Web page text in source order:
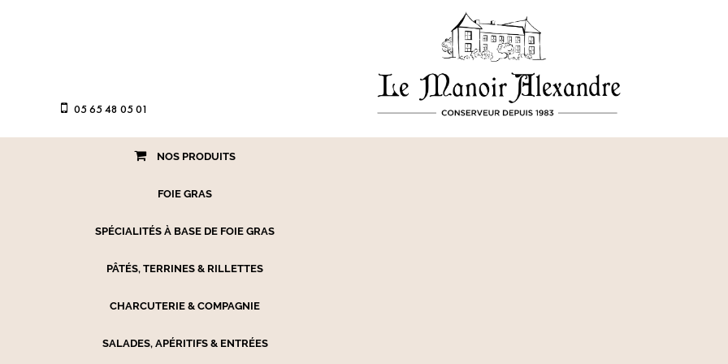
05 65 48 05 01
NOS PRODUITS
FOIE GRAS
SPÉCIALITÉS À BASE DE FOIE GRAS
PÂTÉS, TERRINES & RILLETTES
CHARCUTERIE & COMPAGNIE
SALADES, APÉRITIFS & ENTRÉES